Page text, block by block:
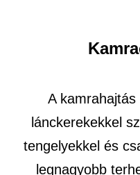
A
lánckerekekkel
tengelyekkel és
legnagyobb